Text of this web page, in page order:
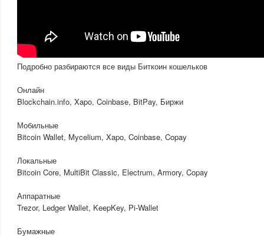
Подробно разбираются все виды Биткоин кошельков
Онлайн
Blockchain.info, Xapo, Coinbase, BitPay, Биржи
Мобильные
Bitcoin Wallet, Mycelium, Xapo, Coinbase, Copay
Локальные
Bitcoin Core, MultiBit Classic, Electrum, Armory, Copay
Аппаратные
Trezor, Ledger Wallet, KeepKey, Pi-Wallet
Бумажные